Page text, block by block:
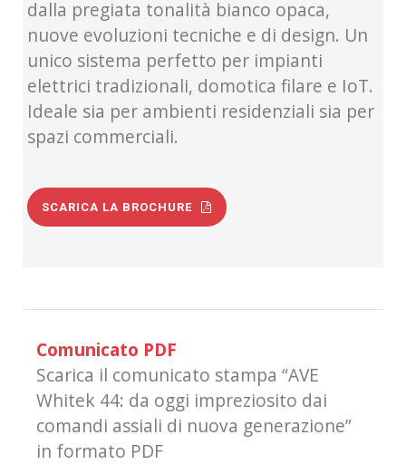
dalla pregiata tonalità bianco opaca,
nuove evoluzioni tecniche e di design. Un
unico sistema perfetto per impianti
elettrici tradizionali, domotica filare e IoT.
Ideale sia per ambienti residenziali sia per
spazi commerciali.
SCARICA LA BROCHURE
Comunicato PDF
Scarica il comunicato stampa “AVE
Whitek 44: da oggi impreziosito dai
comandi assiali di nuova generazione”
in formato PDF